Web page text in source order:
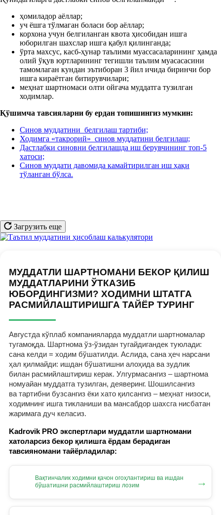
ҳомиладор аёллар;
уч ёшга тўлмаган боласи бор аёллар;
корхона учун белгиланган квота ҳисобидан ишга
юборилган шахслар ишга қабул қилинганда;
ўрта махсус, касб-ҳунар таълими муассасаларининг ҳамда
олий ўқув юртларининг тегишли таълим муасасасини
тамомлаган кундан эътиборан 3 йил ичида биринчи бор
ишга кираётган битирувчилари;
меҳнат шартномаси олти ойгача муддатга тузилган
ходимлар.
Қўшимча тавсияларни бу ердан топишингиз мумкин:
Синов муддатини белгилаш тартиби;
Ходимга «такрорий» синов муддатини белгилаш;
Дастлабки синовни белгилашда иш берувчининг топ-5
хатоси;
Синов муддати давомида камайтирилган иш ҳақи
тўланган бўлса.
Загрузить еще
МУДДАТЛИ ШАРТНОМАНИ БЕКОР ҚИЛИШ
МУДДАТЛАРИНИ ЎТКАЗИБ
ЮБОРДИНГИЗМИ? ХОДИМНИ ШТАТГА
РАСМИЙЛАШТИРИШГА ТАЙЁР ТУРИНГ
Августда кўплаб компанияларда муддатли шартномалар
тугамоқда. Шартнома ўз-ўзидан тугайдигандек туюлади:
сана келди = ходим бўшатилди. Аслида, сана ҳеч нарсани
ҳал қилмайди: ишдан бўшатишни алоҳида ва зудлик
билан расмийлаштириш керак. Улгурмасангиз – шартнома
номуайан муддатга тузилган, деяверинг. Шошилсангиз
ва тартибни бузсангиз ёки хато қилсангиз – меҳнат низоси,
ходимнинг ишга тикланиши ва мансабдор шахсга нисбатан
жаримага дуч келасиз.
Kadrovik PRO экспертлари муддатли шартномани
хатоларсиз бекор қилишга ёрдам берадиган
тавсияномани тайёрладилар:
Вақтинчалик ходимни қачон огоҳлантириш ва ишдан
бўшатишни расмийлаштириш лозим
→